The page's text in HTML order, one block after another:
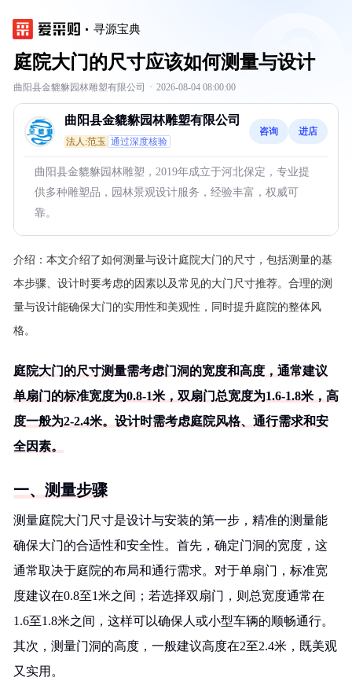
寻源宝典
庭院大门的尺寸应该如何测量与设计
曲阳县金貔貅园林雕塑有限公司 · 2026-08-04 08:00:00
曲阳县金貔貅园林雕塑有限公司
法人:范玉 通过深度核验
咨询 进店
曲阳县金貔貅园林雕塑，2019年成立于河北保定，专业提
供多种雕塑品，园林景观设计服务，经验丰富，权威可
靠。
介绍： 本文介绍了如何测量与设计庭院大门的尺寸，包括测量的基
本步骤、设计时要考虑的因素以及常见的大门尺寸推荐。合理的测
量与设计能确保大门的实用性和美观性，同时提升庭院的整体风
格。
庭院大门的尺寸测量需考虑门洞的宽度和高度，通常建议
单扇门的标准宽度为0.8-1米，双扇门总宽度为1.6-1.8米，高
度一般为2-2.4米。设计时需考虑庭院风格、通行需求和安
全因素。
一、测量步骤
测量庭院大门尺寸是设计与安装的第一步，精准的测量能
确保大门的合适性和安全性。首先，确定门洞的宽度，这
通常取决于庭院的布局和通行需求。对于单扇门，标准宽
度建议在0.8至1米之间；若选择双扇门，则总宽度通常在
1.6至1.8米之间，这样可以确保人或小型车辆的顺畅通行。
其次，测量门洞的高度，一般建议高度在2至2.4米，既美观
又实用。